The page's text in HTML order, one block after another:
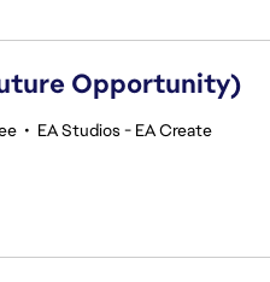
Opportunity)
• EA Studios - EA Create